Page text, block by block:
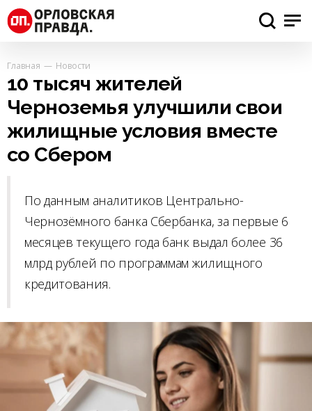
Главная Новости
10 тысяч жителей
Черноземья улучшили свои
жилищные условия вместе
со Сбером
По данным аналитиков Центрально-
Чернозёмного банка Сбербанка, за первые 6
месяцев текущего года банк выдал более 36
млрд рублей по программам жилищного
кредитования.